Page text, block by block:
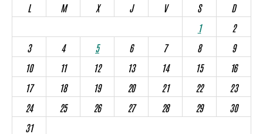
L
M X J V S
D
1
2
3
4 5 6 7 8
9
10
11 12 13 14 15
16
17
18 19 20 21 22
23
24
25 26 27 28 29
30
31